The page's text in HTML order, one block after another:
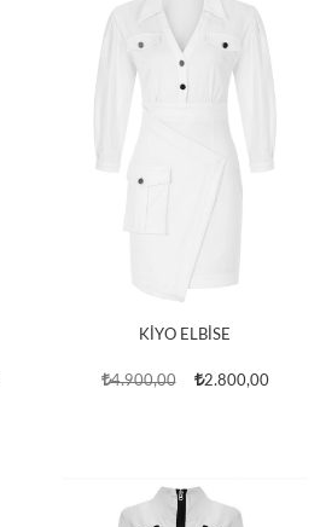
KİYO ELBİSE
4.900,00 2.800,00